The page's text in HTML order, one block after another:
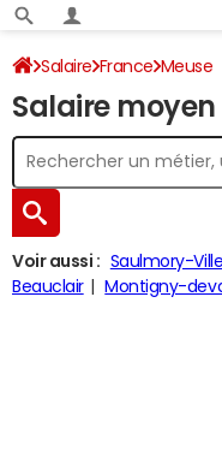
Salaire France Meuse
Salaire
Voir aussi : Saulmory-
Beauclair
Montigny-